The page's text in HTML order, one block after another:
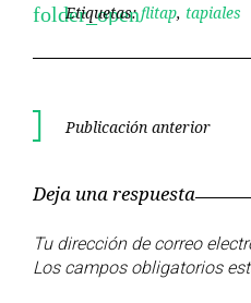
folder_open
Etiquetas:flitap, tapiales
Navegación
entradas
Publicación anterior
Deja una respuesta
Tu dirección de correo
Los campos obligatorios